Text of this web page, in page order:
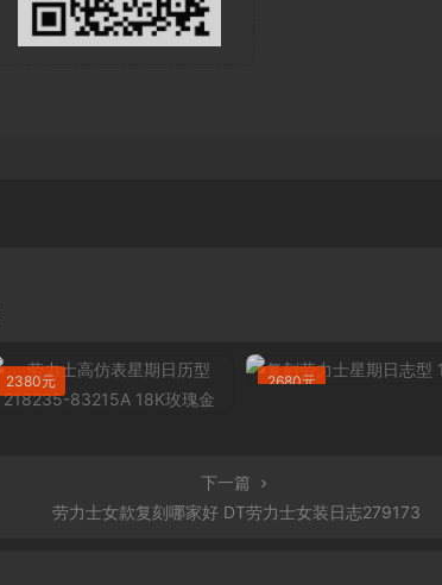
2380元 2680元
下一篇
劳力士女款复刻哪家好 DT劳力士女装日志279173